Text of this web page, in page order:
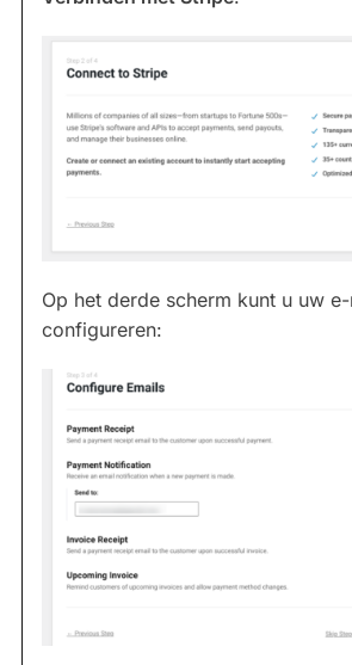
Op het derde scherm kunt u uw
configureren: